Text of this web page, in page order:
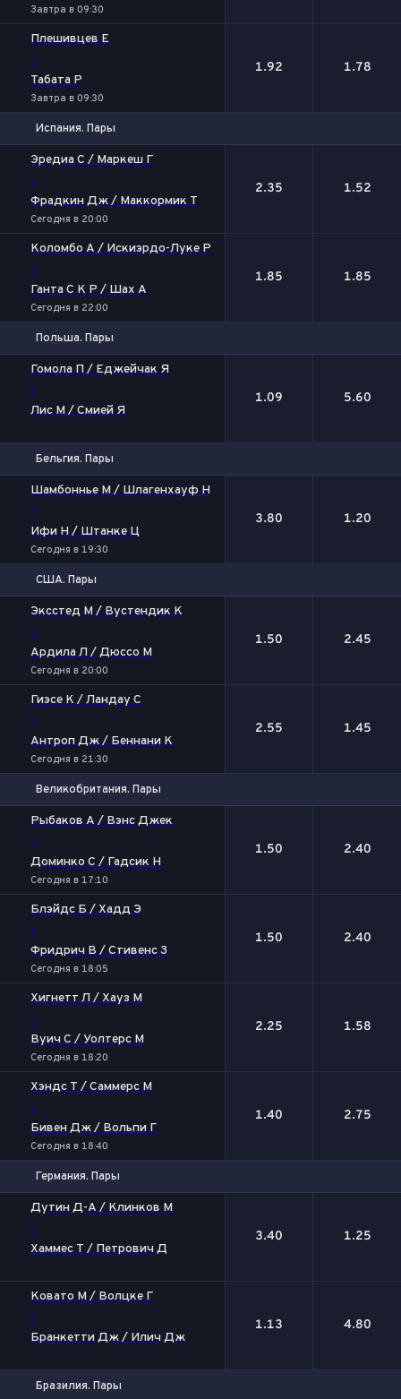
Завтра в 09:30
Плешивцев Е
-
Табата Р
Завтра в 09:30
1.92 1.78
Испания. Пары
Эредиа С / Маркеш Г
-
Фрадкин Дж / Маккормик Т
Сегодня в 20:00
2.35 1.52
Коломбо А / Искиэрдо-Луке Р
-
Ганта С К Р / Шах А
Сегодня в 22:00
1.85 1.85
Польша. Пары
Гомола П / Еджейчак Я
-
Лис М / Смией Я
1.09 5.60
Бельгия. Пары
Шамбоннье М / Шлагенхауф Н
-
Ифи Н / Штанке Ц
Сегодня в 19:30
3.80 1.20
США. Пары
Эксстед М / Вустендик К
-
Ардила Л / Дюссо М
Сегодня в 20:00
1.50 2.45
Гиэсе К / Ландау С
-
Антроп Дж / Беннани К
Сегодня в 21:30
2.55 1.45
Великобритания. Пары
Рыбаков А / Вэнс Джек
-
Доминко С / Гадсик Н
Сегодня в 17:10
1.50 2.40
Блэйдс Б / Хадд Э
-
Фридрич В / Стивенс З
Сегодня в 18:05
1.50 2.40
Хигнетт Л / Хауз М
-
Вуич С / Уолтерс М
Сегодня в 18:20
2.25 1.58
Хэндс Т / Саммерс М
-
Бивен Дж / Вольпи Г
Сегодня в 18:40
1.40 2.75
Германия. Пары
Дутин Д-А / Клинков М
-
Хаммес Т / Петрович Д
3.40 1.25
Ковато М / Волцке Г
-
Бранкетти Дж / Илич Дж
1.13 4.80
Бразилия. Пары